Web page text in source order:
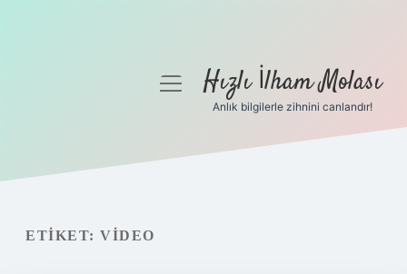
Gizlilik Politikası
menüyüHızlı İlham Molası
Anlık bilgilerle zihnini canlandır!
ETIKET: VIDEO